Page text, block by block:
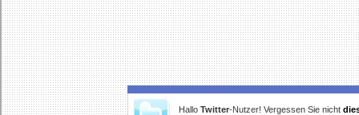
Hallo Twitter-Nutzer! Vergessen Sie nicht